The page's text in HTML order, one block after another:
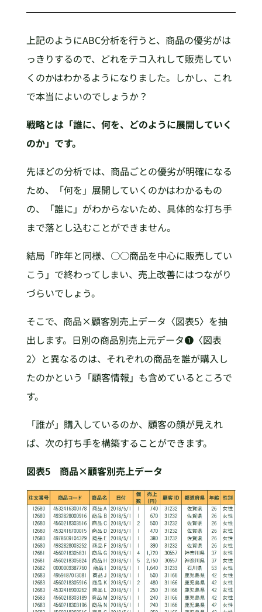
上記のようにABC分析を行うと、商品の優劣がは
っきりするので、どれをテコ入れして販売してい
くのかはわかるようになりました。しかし、これ
で本当によいのでしょうか？
戦略とは「誰に、何を、どのように展開していく
のか」です。
先ほどの分析では、商品ごとの優劣が明確になる
ため、「何を」展開していくのかはわかるもの
の、「誰に」がわからないため、具体的な打ち手
まで落とし込むことができません。
結局「昨年と同様、○○商品を中心に販売してい
こう」で終わってしまい、売上改善にはつながり
づらいでしょう。
そこで、商品×顧客別売上データ〈図表5〉を抽
出します。日別の商品別売上元データ❶〈図表
2〉と異なるのは、それぞれの商品を誰が購入し
たのかという「顧客情報」も含めているところで
す。
「誰が」購入しているのか、顧客の顔が見えれ
ば、次の打ち手を構築することができます。
図表5 商品×顧客別売上データ